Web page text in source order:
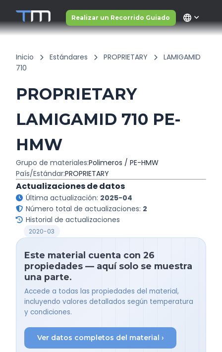
Realizar un Recorrido Guiado language
Inicio Estándares PROPRIETARY
LAMIGAMID
710
PROPRIETARY
LAMIGAMID 710 PE-
HMW
Grupo de materiales:Polimeros / PE-HMW
País/Estándar:PROPRIETARY
Actualizaciones de datos
Última actualización: 2025-04
Número total de actualizaciones: 2
Historial de actualizaciones
2020-03
Este material cuenta con 26
propiedades — aquí solo se muestra
una parte.
Accede a todas las propiedades del material,
incluyendo valores detallados según temperatura
y condiciones.
Ver datos completos del material ›